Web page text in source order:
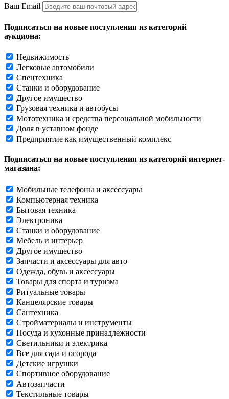
Ваш Email
Подписаться на новые поступления из категорий
аукциона:
Недвижимость
Легковые автомобили
Спецтехника
Станки и оборудование
Другое имущество
Грузовая техника и автобусы
Мототехника и средства персональной мобильности
Доля в уставном фонде
Предприятие как имущественный комплекс
Подписаться на новые поступления из категорий интернет-
магазина:
Мобильные телефоны и аксессуары
Компьютерная техника
Бытовая техника
Электроника
Станки и оборудование
Мебель и интерьер
Другое имущество
Запчасти и аксессуары для авто
Одежда, обувь и аксессуары
Товары для спорта и туризма
Ритуальные товары
Канцелярские товары
Сантехника
Стройматериалы и инструменты
Посуда и кухонные принадлежности
Светильники и электрика
Все для сада и огорода
Детские игрушки
Спортивное оборудование
Автозапчасти
Текстильные товары